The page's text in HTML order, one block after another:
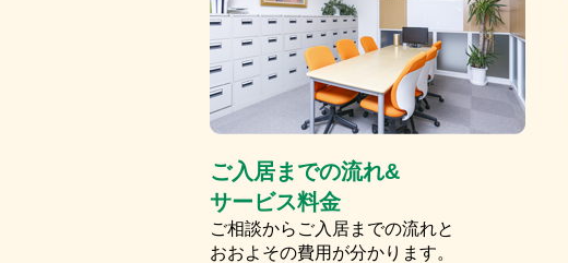
ご入居までの流れ&
サービス料金
ご相談からご入居までの流れと
おおよその費用が分かります。